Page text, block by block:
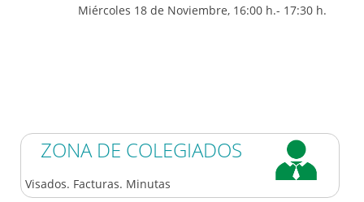
Miércoles 18 de Noviembre, 16:00 h.- 17:30 h.
ZONA DE COLEGIADOS
Visados. Facturas. Minutas